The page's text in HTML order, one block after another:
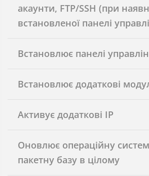
акаунти, FTP/SSH (при
встановленої панелі
Встановлює панелі
Встановлює додаткові
Активує додаткові IP
Оновлює операційну
пакетну базу в цілому